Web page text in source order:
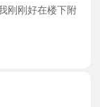
刚刚好在楼下附